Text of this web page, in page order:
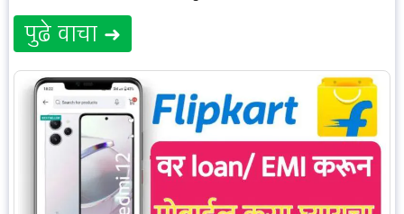
पुढे वाचा ➜